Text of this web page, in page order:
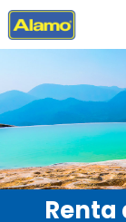
Renta